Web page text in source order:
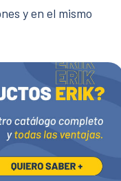
y en el mismo